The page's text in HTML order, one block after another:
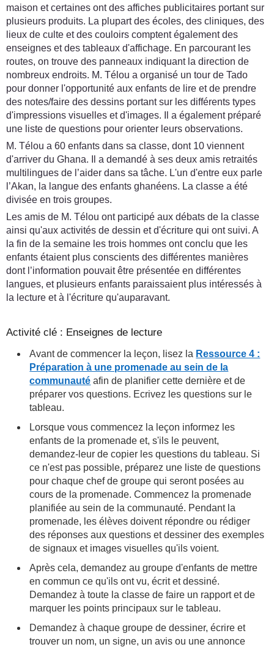
maison et certaines ont des affiches publicitaires portant sur
plusieurs produits. La plupart des écoles, des cliniques, des
lieux de culte et des couloirs comptent également des
enseignes et des tableaux d'affichage. En parcourant les
routes, on trouve des panneaux indiquant la direction de
nombreux endroits. M. Télou a organisé un tour de Tado
pour donner l'opportunité aux enfants de lire et de prendre
des notes/faire des dessins portant sur les différents types
d'impressions visuelles et d'images. Il a également préparé
une liste de questions pour orienter leurs observations.
M. Télou a 60 enfants dans sa classe, dont 10 viennent
d'arriver du Ghana. Il a demandé à ses deux amis retraités
multilingues de l’aider dans sa tâche. L'un d'entre eux parle
l’Akan, la langue des enfants ghanéens. La classe a été
divisée en trois groupes.
Les amis de M. Télou ont participé aux débats de la classe
ainsi qu'aux activités de dessin et d'écriture qui ont suivi. A
la fin de la semaine les trois hommes ont conclu que les
enfants étaient plus conscients des différentes manières
dont l’information pouvait être présentée en différentes
langues, et plusieurs enfants paraissaient plus intéressés à
la lecture et à l'écriture qu'auparavant.
Activité clé : Enseignes de lecture
Avant de commencer la leçon, lisez la Ressource 4 :
Préparation à une promenade au sein de la
communauté afin de planifier cette dernière et de
préparer vos questions. Ecrivez les questions sur le
tableau.
Lorsque vous commencez la leçon informez les
enfants de la promenade et, s'ils le peuvent,
demandez-leur de copier les questions du tableau. Si
ce n'est pas possible, préparez une liste de questions
pour chaque chef de groupe qui seront posées au
cours de la promenade. Commencez la promenade
planifiée au sein de la communauté. Pendant la
promenade, les élèves doivent répondre ou rédiger
des réponses aux questions et dessiner des exemples
de signaux et images visuelles qu'ils voient.
Après cela, demandez au groupe d'enfants de mettre
en commun ce qu'ils ont vu, écrit et dessiné.
Demandez à toute la classe de faire un rapport et de
marquer les points principaux sur le tableau.
Demandez à chaque groupe de dessiner, écrire et
trouver un nom, un signe, un avis ou une annonce